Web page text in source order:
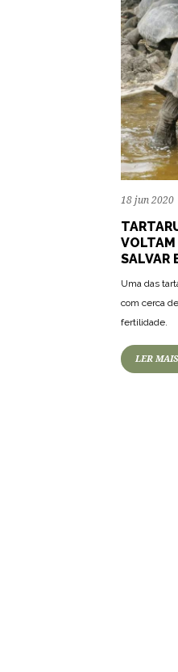
18 jun 2020
VOLTAM
SALVAR
Uma das
com cerca
fertilidade.
LER MAIS